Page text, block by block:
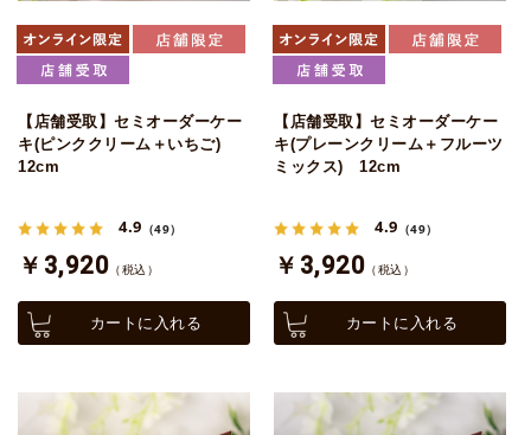
【店舗受取】セミオーダーケー
キ(ピンククリーム＋いちご)
12cm
4.9 （49）
￥3,920 （税込）
カートに入れる
【店舗受取】セミオーダーケー
キ(プレーンクリーム＋フルーツ
ミックス) 12cm
4.9 （49）
￥3,920 （税込）
カートに入れる